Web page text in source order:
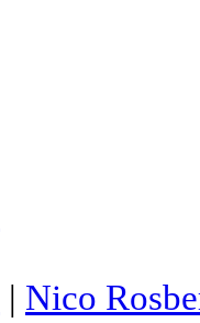
| Nico